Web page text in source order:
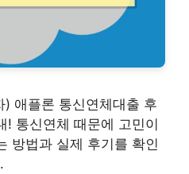
애플론 통신연체대출 후
! 통신연체 때문에 고민이
방법과 실제 후기를 확인